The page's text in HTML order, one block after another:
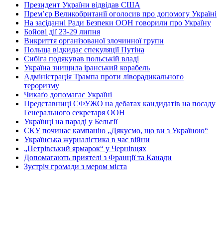
Президент України відвідав США
Прем’єр Великобританії оголосив про допомогу Україні
На засіданні Ради Безпеки ООН говорили про Україну
Бойові дії 23-29 липня
Викриття організованої злочинної групи
Польща відкидає спекуляції Путіна
Сибіга подякував польській владі
Україна знищила іранський корабель
Адміністрація Трампа проти ліворадикального
тероризму
Чикаґо допомагає Україні
Представниці СФУЖО на дебатах кандидатів на посаду
Генерального секретаря ООН
Українці на параді у Бельгії
СКУ починає кампанію „Дякуємо, що ви з Україною“
Українська журналістика в час війни
„Петрівський ярмарок“ у Чернівцях
Допомагають приятелі з Франції та Канади
Зустріч громади з мером міста